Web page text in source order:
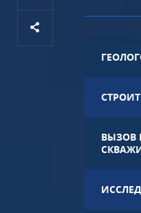
ВЫЗОВ